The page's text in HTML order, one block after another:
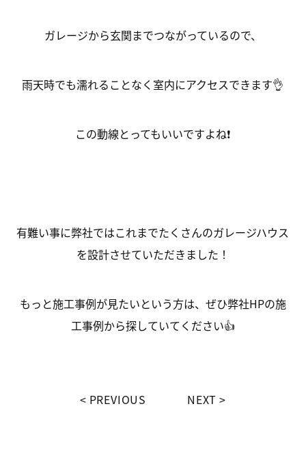
ガレージから玄関までつながっているので、
雨天時でも濡れることなく室内にアクセスできます👌
この動線とってもいいですよね❗
有難い事に弊社ではこれまでたくさんのガレージハウス
を設計させていただきました！
もっと施工事例が見たいという方は、ぜひ弊社HPの施
工事例から探していてください👍
PREVIOUS NEXT